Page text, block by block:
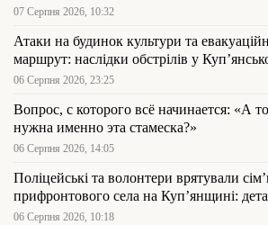
07 Серпня 2026, 10:32
Атаки на будинок культури та
маршрут: наслідки обстрілів у
06 Серпня 2026, 23:25
Вопрос, с которого всё начинается: «А
нужна именно эта стамеска?»
06 Серпня 2026, 14:05
Поліцейські та волонтери врятували
прифронтового села на Куп’янщині:
06 Серпня 2026, 10:18